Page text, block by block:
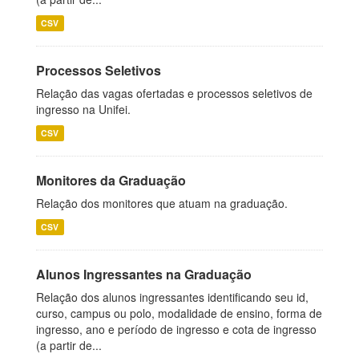
CSV
Processos Seletivos
Relação das vagas ofertadas e processos seletivos de
ingresso na Unifei.
CSV
Monitores da Graduação
Relação dos monitores que atuam na graduação.
CSV
Alunos Ingressantes na Graduação
Relação dos alunos ingressantes identificando seu id,
curso, campus ou polo, modalidade de ensino, forma de
ingresso, ano e período de ingresso e cota de ingresso
(a partir de...